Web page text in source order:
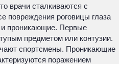
врачи сталкиваются с
повреждения роговицы глаза
проникающие. Первые
предметом или контузии.
спортсмены. Проникающие
поражением